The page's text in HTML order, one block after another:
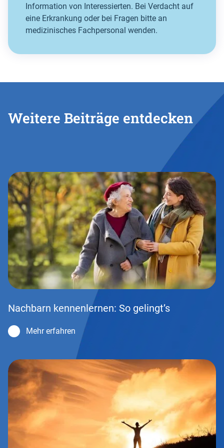
Information von Interessierten. Bei Verdacht auf
eine Erkrankung oder bei Fragen bitte an
medizinisches Fachpersonal wenden.
Weitere Beiträge entdecken
Nachbarn kennenlernen: So gelingt’s
Mehr erfahren